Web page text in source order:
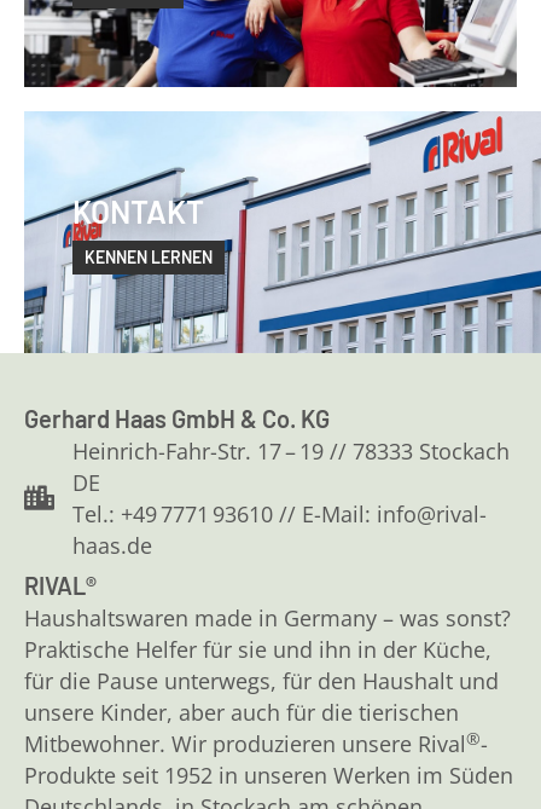
KONTAKT
KENNEN LERNEN
Gerhard Haas GmbH & Co. KG
Heinrich-Fahr-Str. 17 – 19 // 78333 Stockach
DE
Tel.: +49 7771 93610 // E-Mail: info@rival-
haas.de
RIVAL®
Haushaltswaren made in Germany – was sonst?
Praktische Helfer für sie und ihn in der Küche,
für die Pause unterwegs, für den Haushalt und
unsere Kinder, aber auch für die tierischen
Mitbewohner. Wir produzieren unsere Rival®-
Produkte seit 1952 in unseren Werken im Süden